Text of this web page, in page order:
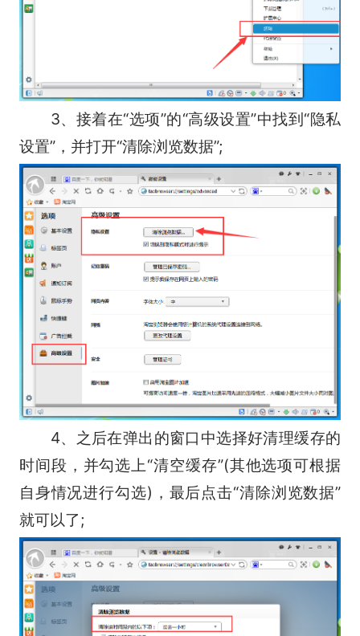
3、接着在“选项”的“高级设置”中找到“隐私
设置”，并打开“清除浏览数据”;
4、之后在弹出的窗口中选择好清理缓存的
时间段，并勾选上“清空缓存”(其他选项可根据
自身情况进行勾选)，最后点击“清除浏览数据”
就可以了;